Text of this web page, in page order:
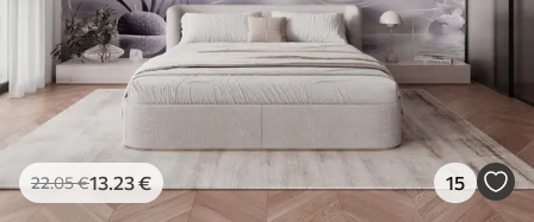
22.05€13 .23€ 15